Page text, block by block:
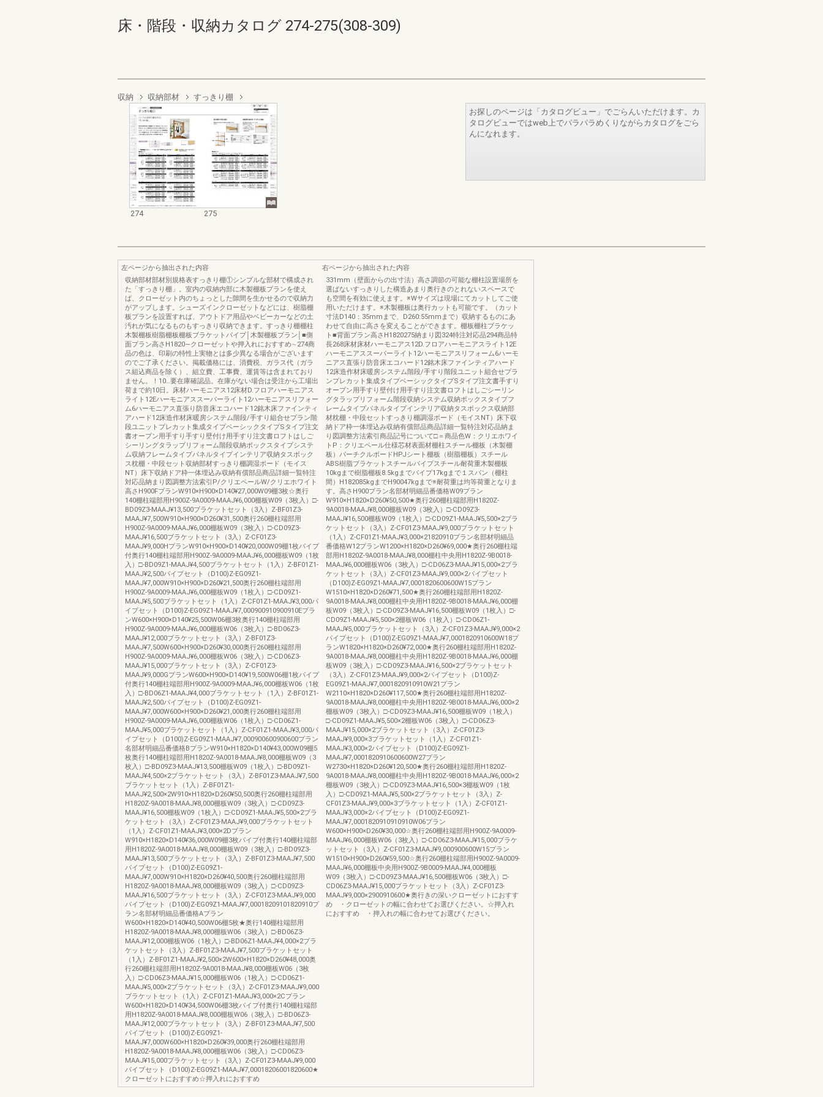
床・階段・収納カタログ 274-275(308-309)
収納 収納部材 すっきり棚
274 275
お探しのページは「カタログビュー」でごらんいただけます。カ
タログビューではweb上でパラパラめくりながらカタログをごら
んになれます。
左ページから抽出された内容
収納部材部材別規格表すっきり棚①シンプルな部材で構成され
た「すっきり棚」。室内の収納内部に木製棚板プランを使え
ば、クローゼット内のちょっとした隙間を生かせるので収納力
がアップします。シューズインクローゼットなどには、樹脂棚
板プランを設置すれば、アウトドア用品やベビーカーなどの土
汚れが気になるものもすっきり収納できます。すっきり棚棚柱
木製棚板樹脂棚板棚板ブラケットパイプ│木製棚板プラン│■側
面プラン高さH1820∼クローゼットや押入れにおすすめ∼274商
品の色は、印刷の特性上実物とは多少異なる場合がございます
のでご了承ください。掲載価格には、消費税、ガラス代（ガラ
ス組込商品を除く）、組立費、工事費、運賃等は含まれており
ません。！10…要在庫確認品。在庫がない場合は受注から工場出
荷まで約10日。床材ハーモニアス12床材D.フロアハーモニアス
ライト12Eハーモニアススーパーライト12ハーモニアスリフォー
ム6ハーモニアス直張り防音床エコハード12銘木床ファインティ
アハード12床造作材床暖房システム階段/手すり組合せプラン階
段ユニットプレカット集成タイプベーシックタイプSタイプ注文
書オープン用手すり手すり壁付け用手すり注文書ロフトはしご
シーリングタラップリフォーム階段収納ボックスタイプシステ
ム収納フレームタイプパネルタイプインテリア収納タスボック
ス枕棚・中段セット収納部材すっきり棚調湿ボード（モイス
NT）床下収納ドア枠一体埋込み収納有償部品商品詳細一覧特注
対応品納まり図調整方法索引P/クリエペールW/クリエホワイト
高さH900FプランW910×H900×D140¥27,000W09棚3枚☆奥行
140棚柱端部用H900Z-9A0009-MAAJ¥6,000棚板W09（3枚入）□-
BD09Z3-MAAJ¥13,500ブラケットセット（3入）Z-BF01Z3-
MAAJ¥7,500W910×H900×D260¥31,500奥行260棚柱端部用
H900Z-9A0009-MAAJ¥6,000棚板W09（3枚入）□-CD09Z3-
MAAJ¥16,500ブラケットセット（3入）Z-CF01Z3-
MAAJ¥9,000HプランW910×H900×D140¥20,000W09棚1枚パイプ
付奥行140棚柱端部用H900Z-9A0009-MAAJ¥6,000棚板W09（1枚
入）□-BD09Z1-MAAJ¥4,500ブラケットセット（1入）Z-BF01Z1-
MAAJ¥2,500パイプセット（D100)Z-EG09Z1-
MAAJ¥7,000W910×H900×D260¥21,500奥行260棚柱端部用
H900Z-9A0009-MAAJ¥6,000棚板W09（1枚入）□-CD09Z1-
MAAJ¥5,500ブラケットセット（1入）Z-CF01Z1-MAAJ¥3,000パ
イプセット（D100)Z-EG09Z1-MAAJ¥7,000900910900910Eプラ
ンW600×H900×D140¥25,500W06棚3枚奥行140棚柱端部用
H900Z-9A0009-MAAJ¥6,000棚板W06（3枚入）□-BD06Z3-
MAAJ¥12,000ブラケットセット（3入）Z-BF01Z3-
MAAJ¥7,500W600×H900×D260¥30,000奥行260棚柱端部用
H900Z-9A0009-MAAJ¥6,000棚板W06（3枚入）□-CD06Z3-
MAAJ¥15,000ブラケットセット（3入）Z-CF01Z3-
MAAJ¥9,000GプランW600×H900×D140¥19,500W06棚1枚パイプ
付奥行140棚柱端部用H900Z-9A0009-MAAJ¥6,000棚板W06（1枚
入）□-BD06Z1-MAAJ¥4,000ブラケットセット（1入）Z-BF01Z1-
MAAJ¥2,500パイプセット（D100)Z-EG09Z1-
MAAJ¥7,000W600×H900×D260¥21,000奥行260棚柱端部用
H900Z-9A0009-MAAJ¥6,000棚板W06（1枚入）□-CD06Z1-
MAAJ¥5,000ブラケットセット（1入）Z-CF01Z1-MAAJ¥3,000パ
イプセット（D100)Z-EG09Z1-MAAJ¥7,000900600900600プラン
名部材明細品番価格BプランW910×H1820×D140¥43,000W09棚5
枚奥行140棚柱端部用H1820Z-9A0018-MAAJ¥8,000棚板W09（3
枚入）□-BD09Z3-MAAJ¥13,500棚板W09（1枚入）□-BD09Z1-
MAAJ¥4,500×2ブラケットセット（3入）Z-BF01Z3-MAAJ¥7,500
ブラケットセット（1入）Z-BF01Z1-
MAAJ¥2,500×2W910×H1820×D260¥50,500奥行260棚柱端部用
H1820Z-9A0018-MAAJ¥8,000棚板W09（3枚入）□-CD09Z3-
MAAJ¥16,500棚板W09（1枚入）□-CD09Z1-MAAJ¥5,500×2ブラ
ケットセット（3入）Z-CF01Z3-MAAJ¥9,000ブラケットセット
（1入）Z-CF01Z1-MAAJ¥3,000×2Dプラン
W910×H1820×D140¥36,000W09棚3枚パイプ付奥行140棚柱端部
用H1820Z-9A0018-MAAJ¥8,000棚板W09（3枚入）□-BD09Z3-
MAAJ¥13,500ブラケットセット（3入）Z-BF01Z3-MAAJ¥7,500
パイプセット（D100)Z-EG09Z1-
MAAJ¥7,000W910×H1820×D260¥40,500奥行260棚柱端部用
H1820Z-9A0018-MAAJ¥8,000棚板W09（3枚入）□-CD09Z3-
MAAJ¥16,500ブラケットセット（3入）Z-CF01Z3-MAAJ¥9,000
パイプセット（D100)Z-EG09Z1-MAAJ¥7,00018209101820910プ
ラン名部材明細品番価格Aプラン
W600×H1820×D140¥40,500W06棚5枚★奥行140棚柱端部用
H1820Z-9A0018-MAAJ¥8,000棚板W06（3枚入）□-BD06Z3-
MAAJ¥12,000棚板W06（1枚入）□-BD06Z1-MAAJ¥4,000×2ブラ
ケットセット（3入）Z-BF01Z3-MAAJ¥7,500ブラケットセット
（1入）Z-BF01Z1-MAAJ¥2,500×2W600×H1820×D260¥48,000奥
行260棚柱端部用H1820Z-9A0018-MAAJ¥8,000棚板W06（3枚
入）□-CD06Z3-MAAJ¥15,000棚板W06（1枚入）□-CD06Z1-
MAAJ¥5,000×2ブラケットセット（3入）Z-CF01Z3-MAAJ¥9,000
ブラケットセット（1入）Z-CF01Z1-MAAJ¥3,000×2Cプラン
W600×H1820×D140¥34,500W06棚3枚パイプ付奥行140棚柱端部
用H1820Z-9A0018-MAAJ¥8,000棚板W06（3枚入）□-BD06Z3-
MAAJ¥12,000ブラケットセット（3入）Z-BF01Z3-MAAJ¥7,500
パイプセット（D100)Z-EG09Z1-
MAAJ¥7,000W600×H1820×D260¥39,000奥行260棚柱端部用
H1820Z-9A0018-MAAJ¥8,000棚板W06（3枚入）□-CD06Z3-
MAAJ¥15,000ブラケットセット（3入）Z-CF01Z3-MAAJ¥9,000
パイプセット（D100)Z-EG09Z1-MAAJ¥7,00018206001820600★
クローゼットにおすすめ☆押入れにおすすめ
右ページから抽出された内容
331mm（壁面からの出寸法）高さ調節の可能な棚柱設置場所を
選ばないすっきりした構造あまり奥行きのとれないスペースで
も空間を有効に使えます。※Wサイズは現場にてカットしてご使
用いただけます。※木製棚板は奥行カットも可能です。（カット
寸法D140：35mmまで、D260:55mmまで）収納するものにあ
わせて自由に高さを変えることができます。棚板棚柱ブラケッ
ト■背面プラン高さH1820275納まり図324特注対応品294商品特
長268床材床材ハーモニアス12D.フロアハーモニアスライト12E
ハーモニアススーパーライト12ハーモニアスリフォーム6ハーモ
ニアス直張り防音床エコハード12銘木床ファインティアハード
12床造作材床暖房システム階段/手すり階段ユニット組合せプラ
ンプレカット集成タイプベーシックタイプSタイプ注文書手すり
オープン用手すり壁付け用手すり注文書ロフトはしごシーリン
グタラップリフォーム階段収納システム収納ボックスタイプフ
レームタイプパネルタイプインテリア収納タスボックス収納部
材枕棚・中段セットすっきり棚調湿ボード（モイスNT）床下収
納ドア枠一体埋込み収納有償部品商品詳細一覧特注対応品納ま
り図調整方法索引商品記号について□＝商品色W：クリエホワイ
トP：クリエペール仕様芯材表面材棚柱スチール棚板（木製棚
板）パーチクルボードHPJシート棚板（樹脂棚板）スチール
ABS樹脂ブラケットスチールパイプスチール耐荷重木製棚板
10kgまで樹脂棚板8.5kgまでパイプ17kgまで１スパン（棚柱
間）H182085kgまでH90047kgまで※耐荷重は均等荷重となりま
す。高さH900プラン名部材明細品番価格W09プラン
W910×H1820×D260¥50,500★奥行260棚柱端部用H1820Z-
9A0018-MAAJ¥8,000棚板W09（3枚入）□-CD09Z3-
MAAJ¥16,500棚板W09（1枚入）□-CD09Z1-MAAJ¥5,500×2ブラ
ケットセット（3入）Z-CF01Z3-MAAJ¥9,000ブラケットセット
（1入）Z-CF01Z1-MAAJ¥3,000×21820910プラン名部材明細品
番価格W12プランW1200×H1820×D260¥69,000★奥行260棚柱端
部用H1820Z-9A0018-MAAJ¥8,000棚柱中央用H1820Z-9B0018-
MAAJ¥6,000棚板W06（3枚入）□-CD06Z3-MAAJ¥15,000×2ブラ
ケットセット（3入）Z-CF01Z3-MAAJ¥9,000×2パイプセット
（D100)Z-EG09Z1-MAAJ¥7,0001820600600W15プラン
W1510×H1820×D260¥71,500★奥行260棚柱端部用H1820Z-
9A0018-MAAJ¥8,000棚柱中央用H1820Z-9B0018-MAAJ¥6,000棚
板W09（3枚入）□-CD09Z3-MAAJ¥16,500棚板W09（1枚入）□-
CD09Z1-MAAJ¥5,500×2棚板W06（1枚入）□-CD06Z1-
MAAJ¥5,000ブラケットセット（3入）Z-CF01Z3-MAAJ¥9,000×2
パイプセット（D100)Z-EG09Z1-MAAJ¥7,0001820910600W18プ
ランW1820×H1820×D260¥72,000★奥行260棚柱端部用H1820Z-
9A0018-MAAJ¥8,000棚柱中央用H1820Z-9B0018-MAAJ¥6,000棚
板W09（3枚入）□-CD09Z3-MAAJ¥16,500×2ブラケットセット
（3入）Z-CF01Z3-MAAJ¥9,000×2パイプセット（D100)Z-
EG09Z1-MAAJ¥7,0001820910910W21プラン
W2110×H1820×D260¥117,500★奥行260棚柱端部用H1820Z-
9A0018-MAAJ¥8,000棚柱中央用H1820Z-9B0018-MAAJ¥6,000×2
棚板W09（3枚入）□-CD09Z3-MAAJ¥16,500棚板W09（1枚入）
□-CD09Z1-MAAJ¥5,500×2棚板W06（3枚入）□-CD06Z3-
MAAJ¥15,000×2ブラケットセット（3入）Z-CF01Z3-
MAAJ¥9,000×3ブラケットセット（1入）Z-CF01Z1-
MAAJ¥3,000×2パイプセット（D100)Z-EG09Z1-
MAAJ¥7,0001820910600600W27プラン
W2730×H1820×D260¥120,500★奥行260棚柱端部用H1820Z-
9A0018-MAAJ¥8,000棚柱中央用H1820Z-9B0018-MAAJ¥6,000×2
棚板W09（3枚入）□-CD09Z3-MAAJ¥16,500×3棚板W09（1枚
入）□-CD09Z1-MAAJ¥5,500×2ブラケットセット（3入）Z-
CF01Z3-MAAJ¥9,000×3ブラケットセット（1入）Z-CF01Z1-
MAAJ¥3,000×2パイプセット（D100)Z-EG09Z1-
MAAJ¥7,0001820910910910W06プラン
W600×H900×D260¥30,000☆奥行260棚柱端部用H900Z-9A0009-
MAAJ¥6,000棚板W06（3枚入）□-CD06Z3-MAAJ¥15,000ブラケ
ットセット（3入）Z-CF01Z3-MAAJ¥9,000900600W15プラン
W1510×H900×D260¥59,500☆奥行260棚柱端部用H900Z-9A0009-
MAAJ¥6,000棚板中央用H900Z-9B0009-MAAJ¥4,000棚板
W09（3枚入）□-CD09Z3-MAAJ¥16,500棚板W06（3枚入）□-
CD06Z3-MAAJ¥15,000ブラケットセット（3入）Z-CF01Z3-
MAAJ¥9,000×2900910600★奥行きの深いクローゼットにおすす
め ・クローゼットの幅に合わせてお選びください。☆押入れ
におすすめ ・押入れの幅に合わせてお選びください。